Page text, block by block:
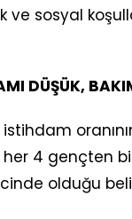
ve sosyal
DÜŞÜK,
her 4
olduğu